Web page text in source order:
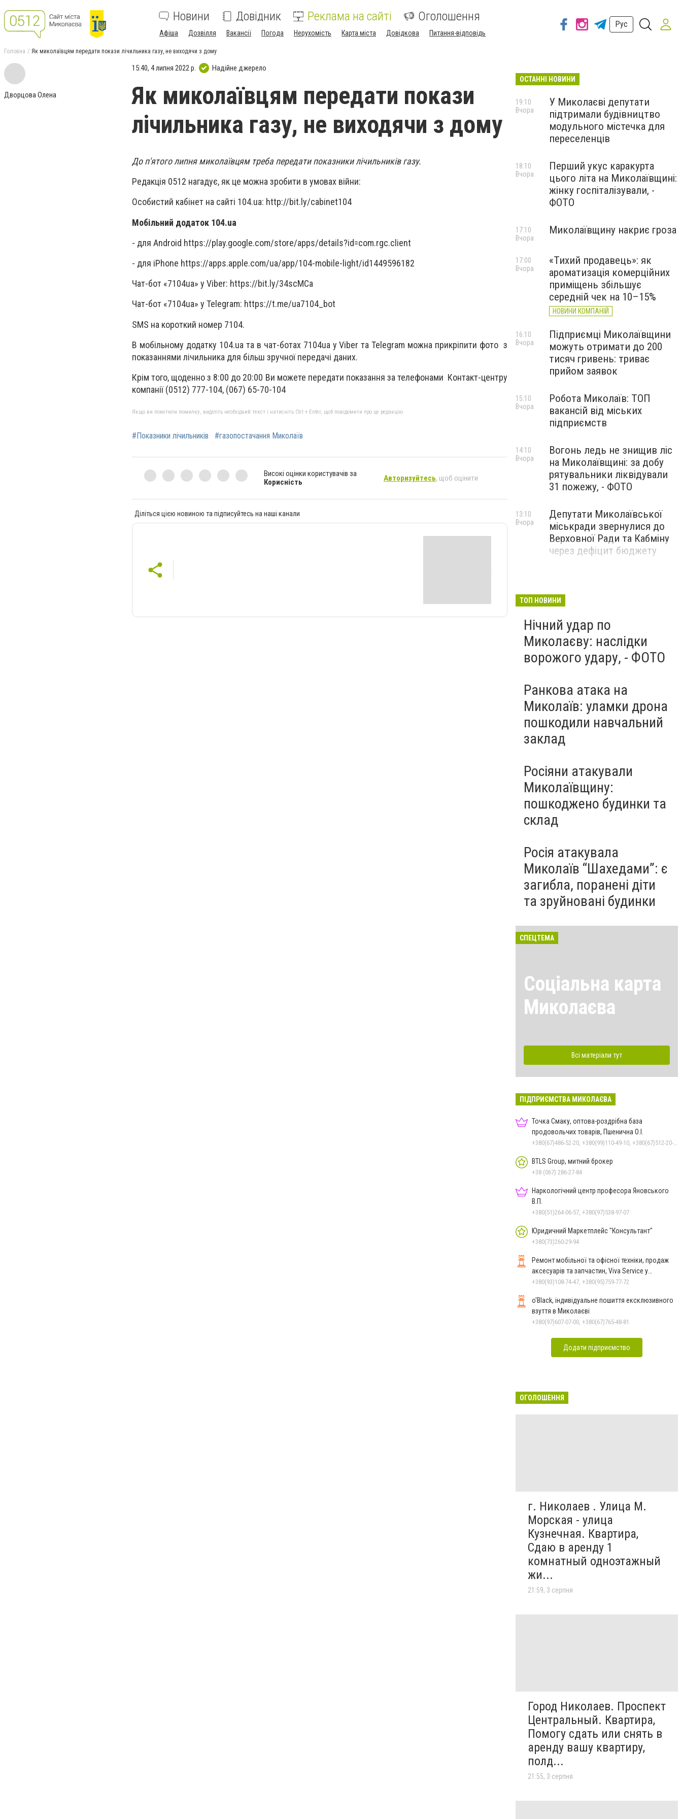
Новини Довідник Реклама на сайті Оголошення
Афіша Дозвілля Вакансії Погода Нерухомість Карта міста Довідкова Питання-відповідь
Рус
Головна Як миколаївцям передати покази лічильника газу, не виходячи з дому
Дворцова Олена
15:40, 4 липня 2022 р. Надійне джерело
Як миколаївцям передати покази
лічильника газу, не виходячи з дому
До п'ятого липня миколаївцям треба передати показники лічильників газу.
Редакція 0512 нагадує, як це можна зробити в умовах війни:
Особистий кабінет на сайті 104.ua: http://bit.ly/cabinet104
Мобільний додаток 104.ua
- для Android https://play.google.com/store/apps/details?id=com.rgc.client
- для iPhone https://apps.apple.com/ua/app/104-mobile-light/id1449596182
Чат-бот «7104ua» у Viber: https://bit.ly/34scMCa
Чат-бот «7104ua» у Telegram: https://t.me/ua7104_bot
SMS на короткий номер 7104.
В мобільному додатку 104.ua та в чат-ботах 7104ua у Viber та Telegram можна прикріпити фото з
показаннями лічильника для більш зручної передачі даних.
Крім того, щоденно з 8:00 до 20:00 Ви можете передати показання за телефонами Контакт-центру
компанії (0512) 777-104, (067) 65-70-104
Якщо ви помітили помилку, виділіть необхідний текст і натисніть Ctrl + Enter, щоб повідомити про це редакцію
#Показники лічильників #газопостачання Миколаїв
Високі оцінки користувачів за
Корисність
Авторизуйтесь, щоб оцінити
Діліться цією новиною та підписуйтесь на наші канали
ОСТАННІ НОВИНИ
У Миколаєві депутати
підтримали будівництво
модульного містечка для
переселенців
19:10
Вчора
Перший укус каракурта
цього літа на Миколаївщині:
жінку госпіталізували, -
ФОТО
18:10
Вчора
Миколаївщину накриє гроза
17:10
Вчора
«Тихий продавець»: як
ароматизація комерційних
приміщень збільшує
середній чек на 10–15%
НОВИНИ КОМПАНІЙ
17:00
Вчора
Підприємці Миколаївщини
можуть отримати до 200
тисяч гривень: триває
прийом заявок
16:10
Вчора
Робота Миколаїв: ТОП
вакансій від міських
підприємств
15:10
Вчора
Вогонь ледь не знищив ліс
на Миколаївщині: за добу
рятувальники ліквідували
31 пожежу, - ФОТО
14:10
Вчора
Депутати Миколаївської
міськради звернулися до
Верховної Ради та Кабміну
через дефіцит бюджету
13:10
Вчора
ТОП НОВИНИ
Нічний удар по
Миколаєву: наслідки
ворожого удару, - ФОТО
Ранкова атака на
Миколаїв: уламки дрона
пошкодили навчальний
заклад
Росіяни атакували
Миколаївщину:
пошкоджено будинки та
склад
Росія атакувала
Миколаїв “Шахедами”: є
загибла, поранені діти
та зруйновані будинки
СПЕЦТЕМА
Соціальна карта
Миколаєва
Всі матеріали тут
ПІДПРИЄМСТВА МИКОЛАЄВА
Точка Смаку, оптова-роздрібна база
продовольчих товарів, Пшенична О.І.
BTLS Group, митний брокер
+38 (067) 286-27-84
Наркологічний центр професора Яновського
В.П.
+380(51)264-06-57, +380(97)538-97-07
Юридичний Маркетплейс "Консультант"
+380(73)260-29-94
Ремонт мобільної та офісної техніки, продаж
аксесуарів та запчастин, Viva Service у
Миколаєві
+380(93)108-74-47, +380(95)759-77-72
o'Black, індивідуальне пошиття ексклюзивного
взуття в Миколаєві
+380(97)607-07-00, +380(67)765-48-81
Додати підприємство
ОГОЛОШЕННЯ
г. Николаев . Улица М.
Морская - улица
Кузнечная. Квартира,
Сдаю в аренду 1
комнатный одноэтажный
жи...
21:59, 3 серпня
Город Николаев. Проспект
Центральный. Квартира,
Помогу сдать или снять в
аренду вашу квартиру,
полд...
21:55, 3 серпня